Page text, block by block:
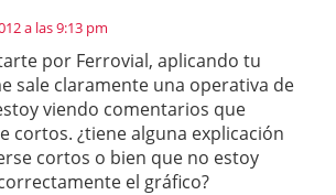
a las 9:13 pm
por Ferrovial, aplicando tu
sale claramente una operativa de
viendo comentarios que
cortos. ¿tiene alguna explicación
cortos o bien que no estoy
el gráfico?